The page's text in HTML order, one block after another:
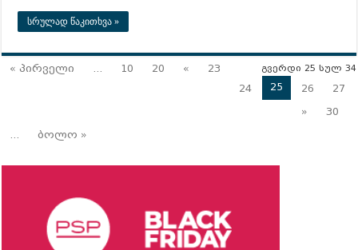
სრულად წაკითხვა »
გვერდი 25 სულ 34
« პირველი ... 10 20 «
23
24
25 26
27
»
30
...
ბოლო »